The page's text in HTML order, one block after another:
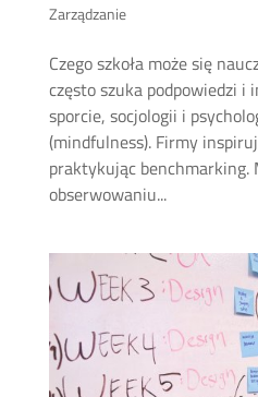
Zarządzanie
Czego szkoła może się
często szuka podpowiedzi
sporcie, socjologii i
(mindfulness). Firmy
praktykując benchmarking.
obserwowaniu...